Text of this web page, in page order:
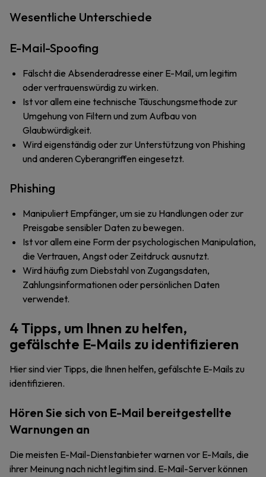
Wesentliche Unterschiede
E-Mail-Spoofing
Fälscht die Absenderadresse einer E-Mail, um legitim
oder vertrauenswürdig zu wirken.
Ist vor allem eine technische Täuschungsmethode zur
Umgehung von Filtern und zum Aufbau von
Glaubwürdigkeit.
Wird eigenständig oder zur Unterstützung von Phishing
und anderen Cyberangriffen eingesetzt.
Phishing
Manipuliert Empfänger, um sie zu Handlungen oder zur
Preisgabe sensibler Daten zu bewegen.
Ist vor allem eine Form der psychologischen Manipulation,
die Vertrauen, Angst oder Zeitdruck ausnutzt.
Wird häufig zum Diebstahl von Zugangsdaten,
Zahlungsinformationen oder persönlichen Daten
verwendet.
4 Tipps, um Ihnen zu helfen,
gefälschte E-Mails zu identifizieren
Hier sind vier Tipps, die Ihnen helfen, gefälschte E-Mails zu
identifizieren.
Hören Sie sich von E-Mail bereitgestellte
Warnungen an
Die meisten E-Mail-Dienstanbieter warnen vor E-Mails, die
ihrer Meinung nach nicht legitim sind. E-Mail-Server können